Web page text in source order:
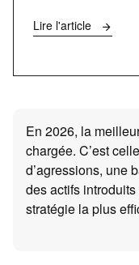
Lire l'article
En 2026, la
chargée. C’est
d’agressions, une
des actifs
stratégie la plus